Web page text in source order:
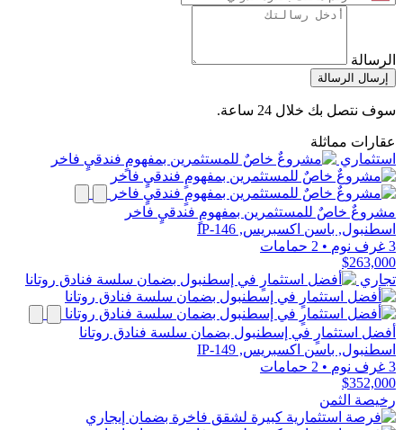
الرسالة
إرسال الرسالة
سوف نتصل بك خلال 24 ساعة.
عقارات مماثلة
استثماري
مشروعٌ خاصٌ للمستثمرين بمفهومٍ فندقيٍ فاخر
اسطنبول, باسن اكسبريس, IP-146
3 غرف نوم
• 2 حمامات
$263,000
تجاري
أفضل استثمارٍ في إسطنبول بضمان سلسة فنادق روتانا
اسطنبول, باسن اكسبريس, IP-149
3 غرف نوم
• 2 حمامات
$352,000
رخيصة الثمن